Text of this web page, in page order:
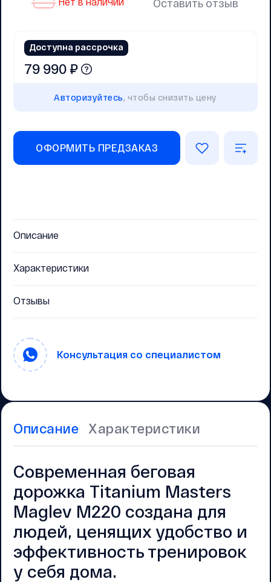
Описание Характеристики
Современная беговая
дорожка Titanium Masters
Maglev M220 создана для
людей, ценящих удобство и
эффективность тренировок
у себя дома.
Оставить отзыв
Доступна рассрочка
79 990 ₽
Авторизуйтесь, чтобы снизить цену
ОФОРМИТЬ ПРЕДЗАКАЗ
Описание
Характеристики
Отзывы
Консультация со специалистом